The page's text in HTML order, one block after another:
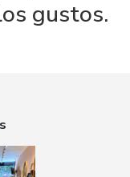
gustos.